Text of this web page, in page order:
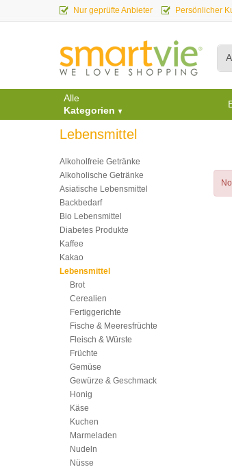
Nur geprüfte Anbieter Persönlicher
Alle
Kategorien
Lebensmittel
Alkoholfreie Getränke
Alkoholische Getränke
Asiatische Lebensmittel
Backbedarf
Bio Lebensmittel
Diabetes Produkte
Kaffee
Kakao
Lebensmittel
Brot
Cerealien
Fertiggerichte
Fische & Meeresfrüchte
Fleisch & Würste
Früchte
Gemüse
Gewürze & Geschmack
Honig
Käse
Kuchen
Marmeladen
Nudeln
Nüsse